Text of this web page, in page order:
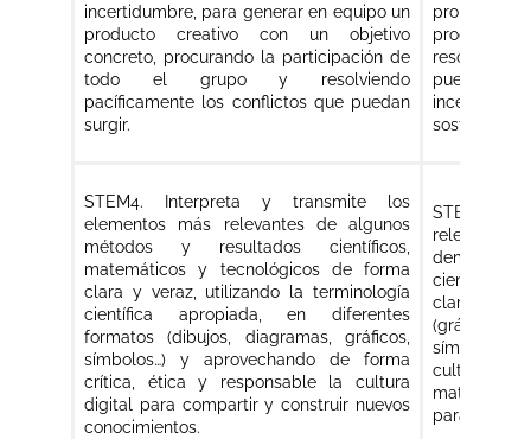
incertidumbre, para generar en equipo un
producto creativo con un objetivo
concreto, procurando la participación de
todo el grupo y resolviendo
pacíficamente los conflictos que puedan
surgir.
problema
puedan
STEM4. Interpreta y transmite los
elementos más relevantes de algunos
métodos y resultados científicos,
matemáticos y tecnológicos de forma
clara y veraz, utilizando la terminología
científica apropiada, en diferentes
formatos (dibujos, diagramas, gráficos,
símbolos…) y aprovechando de forma
crítica, ética y responsable la cultura
digital para compartir y construir nuevos
conocimientos.
STEM4.
científicos,
clara y
(gráficos,
cultura
para